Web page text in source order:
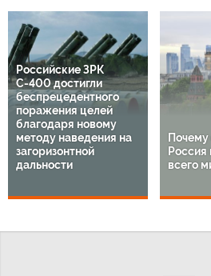
Российские ЗРК
С-400 достигли
беспрецедентного
поражения целей
благодаря новому
методу наведения на
загоризонтной
дальности
Россия
всего